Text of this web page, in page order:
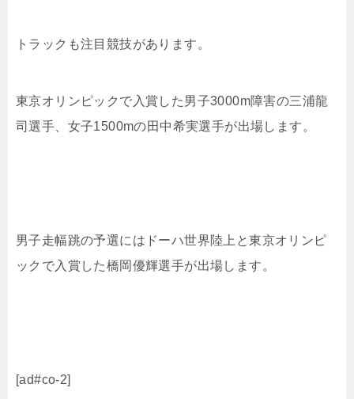
トラックも注目競技があります。
東京オリンピックで入賞した男子3000m障害の三浦龍
司選手、女子1500mの田中希実選手が出場します。
男子走幅跳の予選にはドーハ世界陸上と東京オリンピ
ックで入賞した橋岡優輝選手が出場します。
[ad#co-2]